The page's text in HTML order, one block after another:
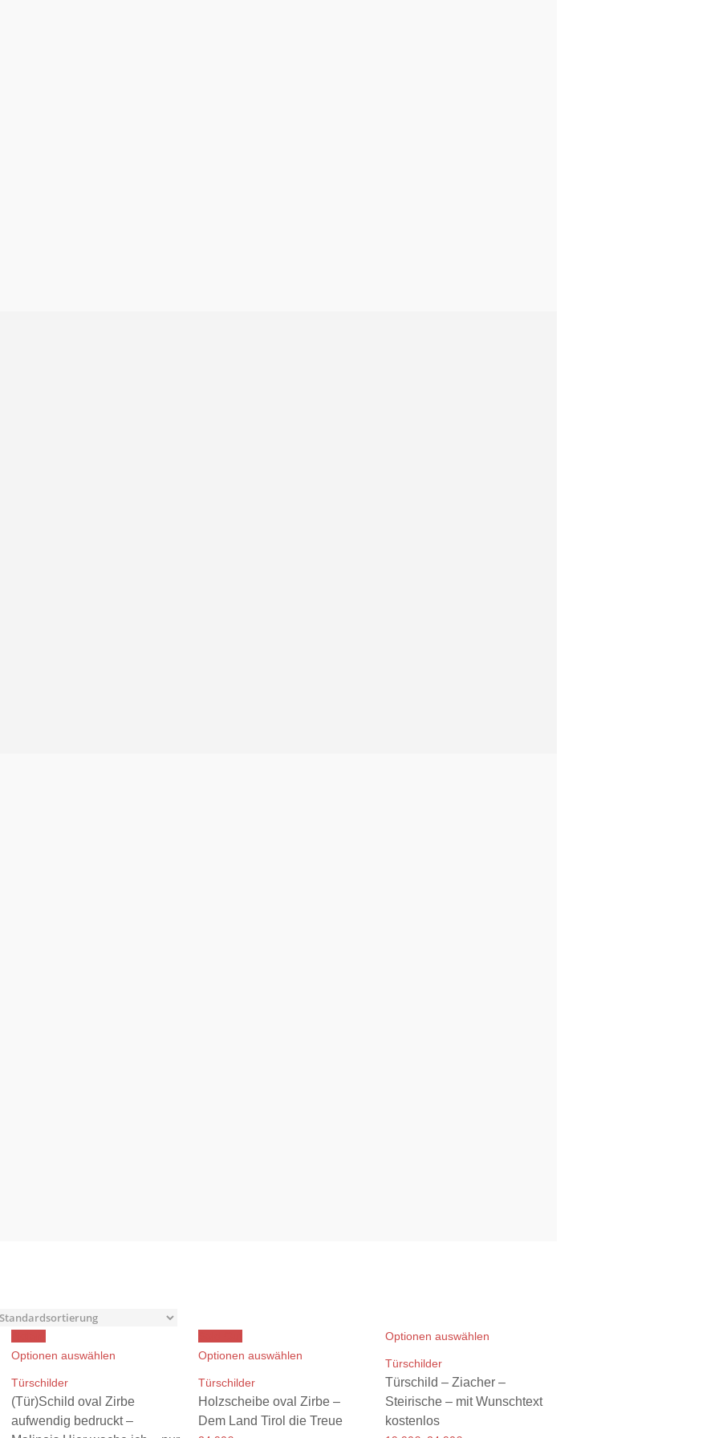
Optionen auswählen
Türschilder
(Tür)Schild oval Zirbe
aufwendig bedruckt –
Optionen auswählen
Türschilder
Holzscheibe oval Zirbe –
Dem Land Tirol die Treue
Optionen auswählen
Türschilder
Türschild – Ziacher –
Steirische – mit Wunschtext
kostenlos